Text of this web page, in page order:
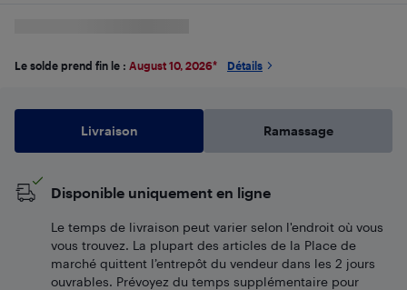
Le solde prend fin le : August 10, 2026* Détails
Livraison Ramassage
Disponible uniquement en ligne
Le temps de livraison peut varier selon l'endroit où vous
vous trouvez. La plupart des articles de la Place de
marché quittent l’entrepôt du vendeur dans les 2 jours
ouvrables. Prévoyez du temps supplémentaire pour